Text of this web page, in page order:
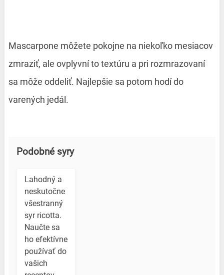
Mascarpone môžete pokojne na niekoľko mesiacov
zmraziť, ale ovplyvní to textúru a pri rozmrazovaní
sa môže oddeliť. Najlepšie sa potom hodí do
varených jedál.
Podobné syry
Lahodný a
neskutočne
všestranný
syr ricotta.
Naučte sa
ho efektívne
používať do
vašich